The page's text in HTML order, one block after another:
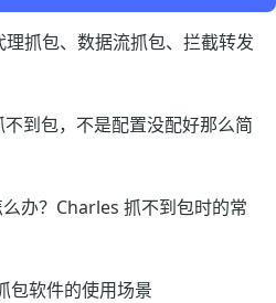
抓包、数据流抓包、拦截转发
到包，不是配置没配好那么简
办？Charles 抓不到包时的常
包软件的使用场景